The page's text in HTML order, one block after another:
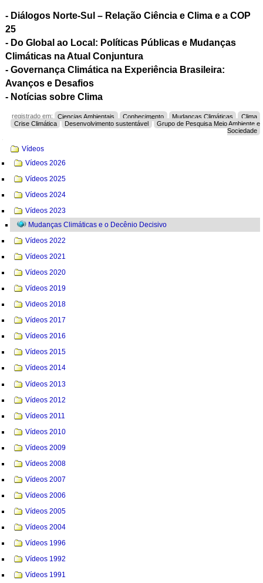
- Diálogos Norte-Sul – Relação Ciência e Clima e a COP
25
- Do Global ao Local: Políticas Públicas e Mudanças
Climáticas na Atual Conjuntura
- Governança Climática na Experiência Brasileira:
Avanços e Desafios
- Notícias sobre Clima
registrado em: Ciencias Ambientais Conhecimento Mudanças Climáticas
Clima
Crise Climática
Desenvolvimento sustentável
Grupo de Pesquisa Meio Ambiente e
Sociedade
Navegação
Vídeos
Vídeos 2026
Vídeos 2025
Vídeos 2024
Vídeos 2023
Mudanças Climáticas e o Decênio Decisivo
Vídeos 2022
Vídeos 2021
Vídeos 2020
Vídeos 2019
Videos 2018
Vídeos 2017
Vídeos 2016
Vídeos 2015
Vídeos 2014
Vídeos 2013
Vídeos 2012
Vídeos 2011
Vídeos 2010
Vídeos 2009
Vídeos 2008
Vídeos 2007
Vídeos 2006
Vídeos 2005
Vídeos 2004
Vídeos 1996
Vídeos 1992
Vídeos 1991